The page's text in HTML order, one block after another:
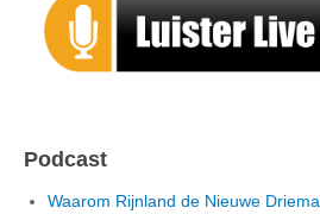
Podcast
Waarom Rijnland de Nieuwe